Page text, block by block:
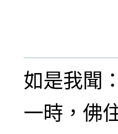
如是我聞：
一時，佛